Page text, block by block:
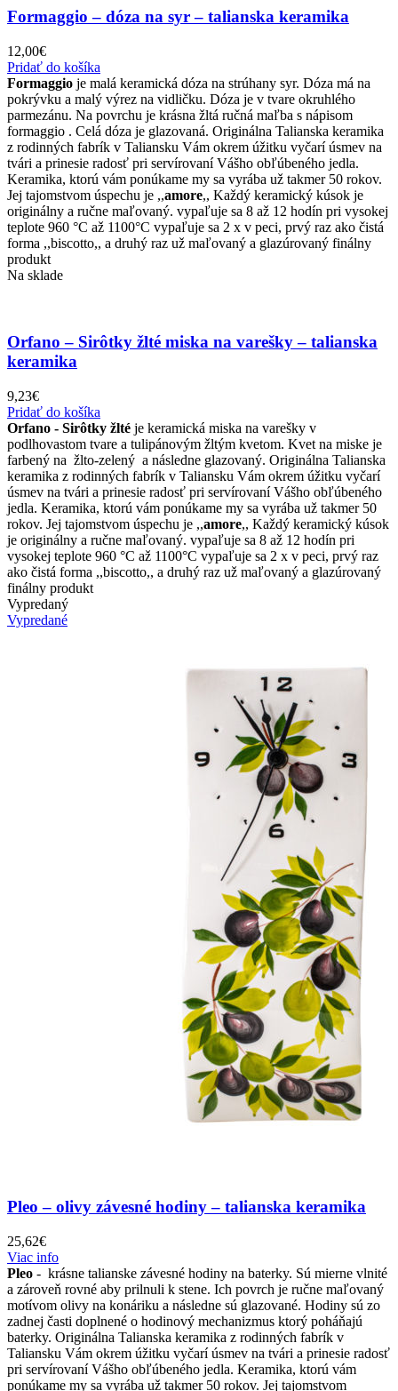
Formaggio – dóza na syr – talianska keramika
12,00€
Pridať do košíka
Formaggio je malá keramická dóza na strúhany syr. Dóza má na
pokrývku a malý výrez na vidličku. Dóza je v tvare okruhlého
parmezánu. Na povrchu je krásna žltá ručná maľba s nápisom
formaggio . Celá dóza je glazovaná. Originálna Talianska keramika
z rodinných fabrík v Taliansku Vám okrem úžitku vyčarí úsmev na
tvári a prinesie radosť pri servírovaní Vášho obľúbeného jedla.
Keramika, ktorú vám ponúkame my sa vyrába už takmer 50 rokov.
Jej tajomstvom úspechu je ,,amore,, Každý keramický kúsok je
originálny a ručne maľovaný. vypaľuje sa 8 až 12 hodín pri vysokej
teplote 960 °C až 1100°C vypaľuje sa 2 x v peci, prvý raz ako čistá
forma ,,biscotto,, a druhý raz už maľovaný a glazúrovaný finálny
produkt
Na sklade
Orfano – Sirôtky žlté miska na varešky – talianska
keramika
9,23€
Pridať do košíka
Orfano - Sirôtky žlté je keramická miska na varešky v
podlhovastom tvare a tulipánovým žltým kvetom. Kvet na miske je
farbený na žlto-zelený a následne glazovaný. Originálna Talianska
keramika z rodinných fabrík v Taliansku Vám okrem úžitku vyčarí
úsmev na tvári a prinesie radosť pri servírovaní Vášho obľúbeného
jedla. Keramika, ktorú vám ponúkame my sa vyrába už takmer 50
rokov. Jej tajomstvom úspechu je ,,amore,, Každý keramický kúsok
je originálny a ručne maľovaný. vypaľuje sa 8 až 12 hodín pri
vysokej teplote 960 °C až 1100°C vypaľuje sa 2 x v peci, prvý raz
ako čistá forma ,,biscotto,, a druhý raz už maľovaný a glazúrovaný
finálny produkt
Vypredaný
Vypredané
Pleo – olivy závesné hodiny – talianska keramika
25,62€
Viac info
Pleo - krásne talianske závesné hodiny na baterky. Sú mierne vlnité
a zároveň rovné aby prilnuli k stene. Ich povrch je ručne maľovaný
motívom olivy na konáriku a následne sú glazované. Hodiny sú zo
zadnej časti doplnené o hodinový mechanizmus ktorý poháňajú
baterky. Originálna Talianska keramika z rodinných fabrík v
Taliansku Vám okrem úžitku vyčarí úsmev na tvári a prinesie radosť
pri servírovaní Vášho obľúbeného jedla. Keramika, ktorú vám
ponúkame my sa vyrába už takmer 50 rokov. Jej tajomstvom